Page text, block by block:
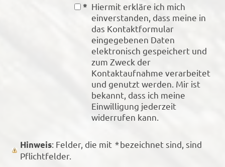
* Hiermit erkläre ich mich
einverstanden, dass meine in
das Kontaktformular
eingegebenen Daten
elektronisch gespeichert und
zum Zweck der
Kontaktaufnahme verarbeitet
und genutzt werden. Mir ist
bekannt, dass ich meine
Einwilligung jederzeit
widerrufen kann.
Hinweis : Felder, die mit *bezeichnet sind, sind
Pflichtfelder.